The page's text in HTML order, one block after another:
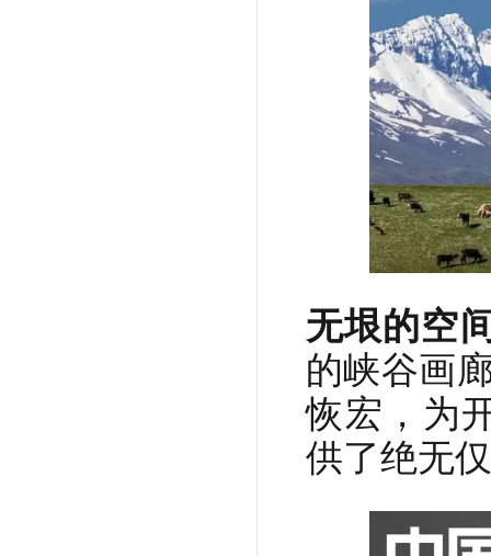
无垠的空
的峡谷画
恢宏，为
供了绝无